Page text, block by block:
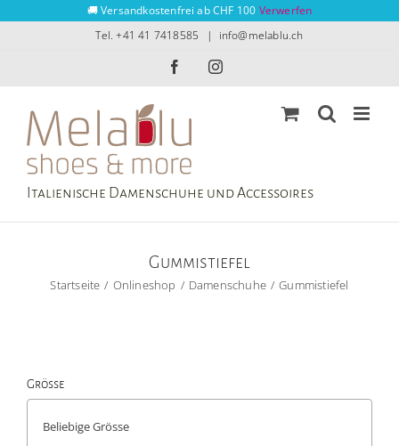
🚚 Versandkostenfrei ab CHF 100 Verwerfen
Tel. +41 41 7418585 | info@melablu.ch
FacebookInstagram
Italienische Damenschuhe und Accessoires
Gummistiefel
Startseite Onlineshop Damenschuhe Gummistiefel
Grösse